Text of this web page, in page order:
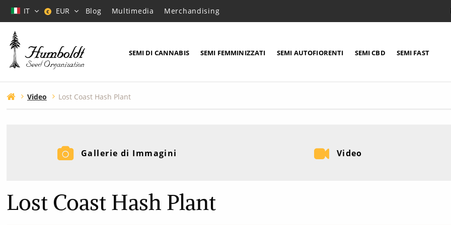
IT € EUR Blog Multimedia Merchandising
SEMI DI CANNABIS SEMI FEMMINIZZATI SEMI AUTOFIORENTI SEMI CBD SEMI FAST
Video Lost Coast Hash Plant
Gallerie di Immagini Video
Lost Coast Hash Plant